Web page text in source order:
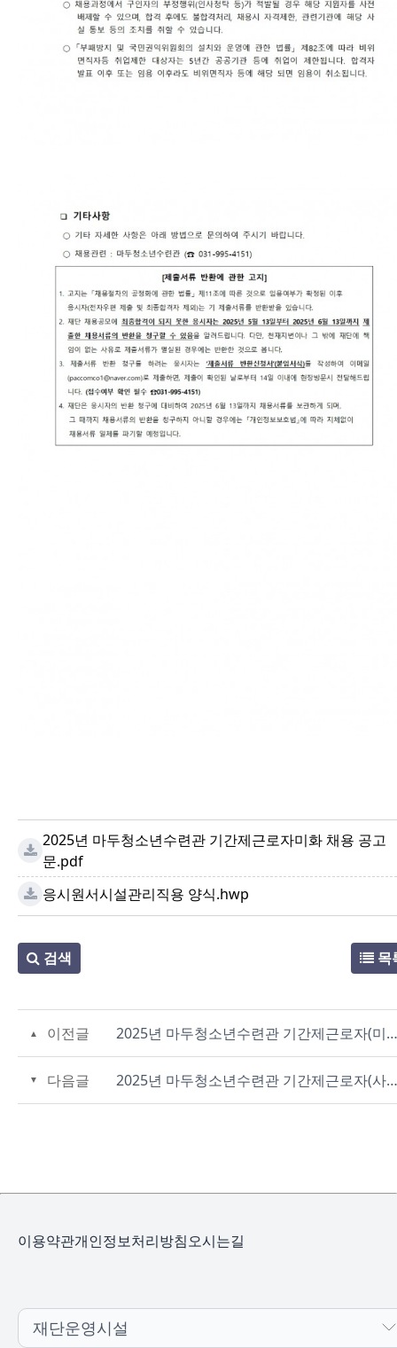
2025년 마두청소년수련관 기간제근로자미화 채용 공고
문.pdf
응시원서시설관리직용 양식.hwp
검색 목
이전글 2025년 마두청소년수련관 기간제근로자(미화) 채용 최종 합격자 공고
다음글 2025년 마두청소년수련관 기간제근로자(사업보조직) 채용 최종 합격자 공고
이용약관개인정보처리방침오시는길
재단운영시설